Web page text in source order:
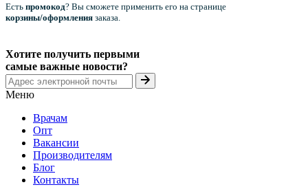
Есть промокод? Вы сможете применить его на странице
корзины/оформления заказа.
Хотите получить первыми
самые важные новости?
Меню
Врачам
Опт
Вакансии
Производителям
Блог
Контакты